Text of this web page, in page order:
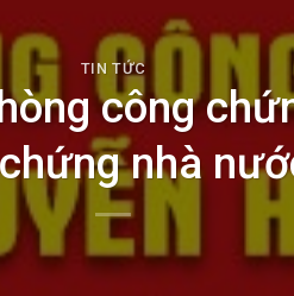
TIN TỨC
công
nhà